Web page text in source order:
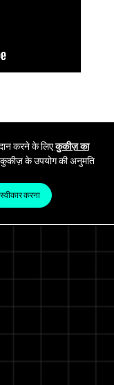
करने के लिएकुकीज़ का
के उपयोग की अनुमति
स्वीकार करना